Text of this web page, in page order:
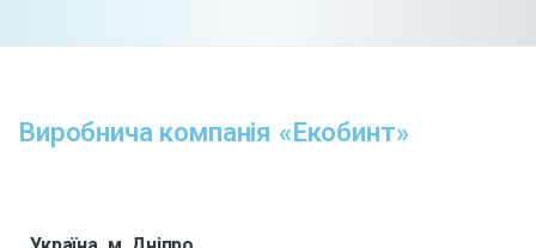
Виробнича компанія «Екобинт»